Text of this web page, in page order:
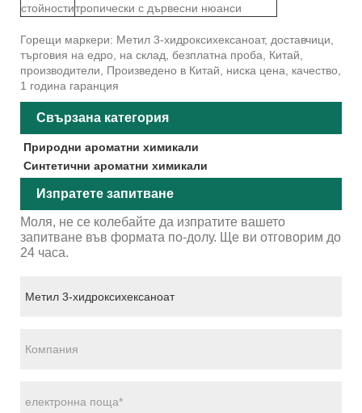
стойноститропически с дървесни нюанси
Горещи маркери: Метил 3-хидроксихексаноат, доставчици,
търговия на едро, на склад, безплатна проба, Китай,
производители, Произведено в Китай, ниска цена, качество,
1 година гаранция
Свързана категория
Природни ароматни химикали
Синтетични ароматни химикали
Изпратете запитване
Моля, не се колебайте да изпратите вашето
запитване във формата по-долу. Ще ви отговорим до
24 часа.